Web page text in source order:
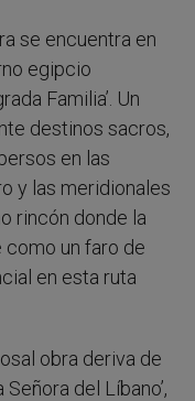
se encuentra en
egipcio
Familia’. Un
destinos sacros,
en las
y las meridionales
rincón donde la
como un faro de
en esta ruta
obra deriva de
del Líbano’,